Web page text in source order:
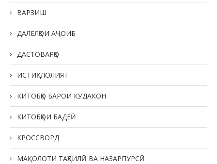
ВАРЗИШ
ДАЛЕЛҲОИ АҶОИБ
ДАСТОВАРҲО
ИСТИҚЛОЛИЯТ
КИТОБҲО БАРОИ КӮДАКОН
КИТОБҲОИ БАДЕӢ
КРОССВОРД
МАҚОЛОТИ ТАҲЛИЛӢ ВА НАЗАРПУРСӢ